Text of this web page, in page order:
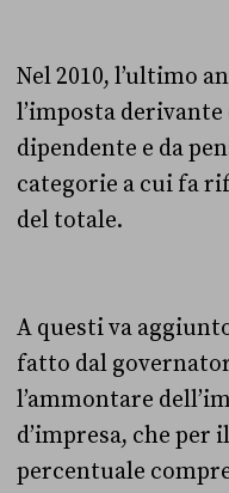
Nel 2010, l’ultimo
l’imposta
dipendente e da
categorie a cui fa
del totale.
A questi va
fatto dal
l’ammontare
d’impresa, che per
percentuale